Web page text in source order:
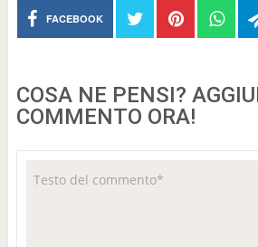
FACEBOOK
COSA NE PENSI?
COMMENTO ORA!